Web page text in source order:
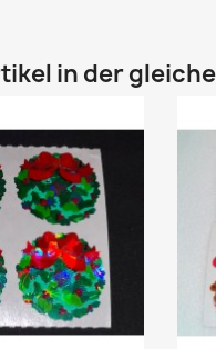
in der